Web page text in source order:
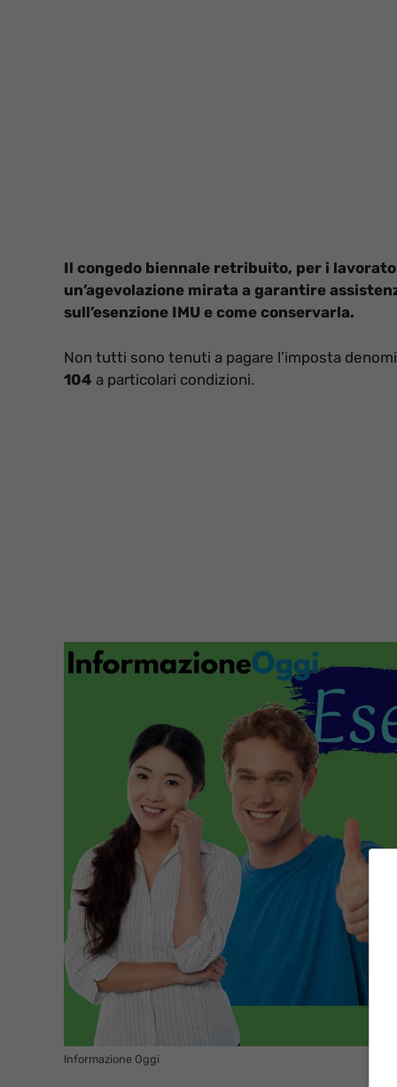
Il congedo biennale retribuito, per i
un’agevolazione mirata a garantire
sull’esenzione IMU e come conservarla.
Non tutti sono tenuti a pagare l’imposta
104 a particolari condizioni.
Informazione Oggi